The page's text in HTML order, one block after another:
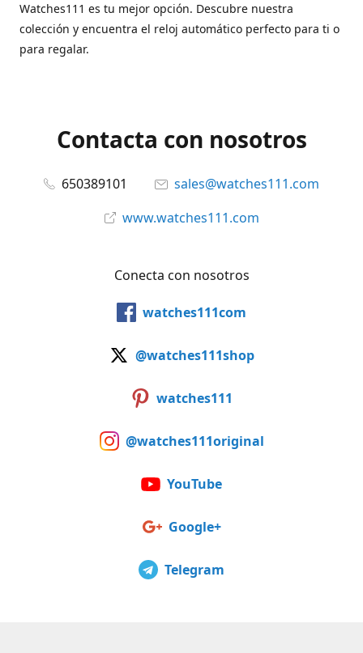
Watches111 es tu mejor opción. Descubre nuestra
colección y encuentra el reloj automático perfecto para ti o
para regalar.
Contacta con nosotros
650389101
sales@watches111.com
www.watches111.com
Conecta con nosotros
watches111com
@watches111shop
watches111
@watches111original
YouTube
Google+
Telegram